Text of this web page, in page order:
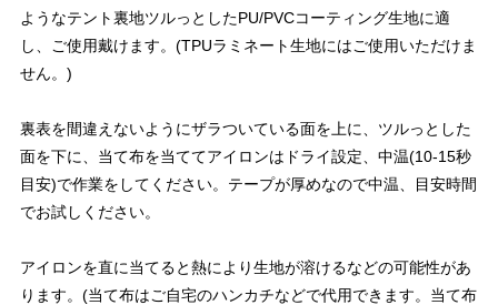
ようなテント裏地ツルっとしたPU/PVCコーティング生地に適
し、ご使用戴けます。(TPUラミネート生地にはご使用いただけま
せん。)
裏表を間違えないようにザラついている面を上に、ツルっとした
面を下に、当て布を当ててアイロンはドライ設定、中温(10-15秒
目安)で作業をしてください。テープが厚めなので中温、目安時間
でお試しください。
アイロンを直に当てると熱により生地が溶けるなどの可能性があ
ります。(当て布はご自宅のハンカチなどで代用できます。当て布